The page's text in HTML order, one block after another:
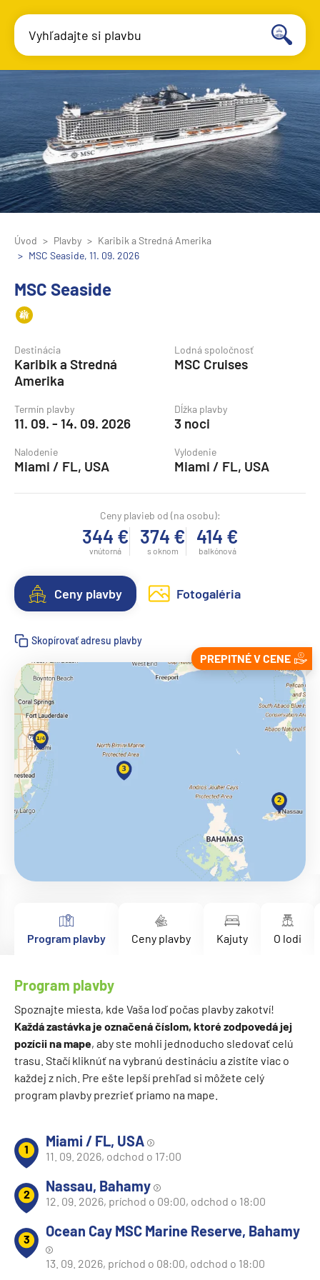
Vyhľadajte si plavbu
Úvod Plavby
Karibik a Stredná Amerika
MSC Seaside, 11. 09. 2026
MSC Seaside
Destinácia
Karibik a Stredná
Amerika
Lodná spoločnosť
MSC Cruises
Termín plavby
11. 09. - 14. 09. 2026
Dĺžka plavby
3 noci
Nalodenie
Miami / FL, USA
Vylodenie
Miami / FL, USA
Ceny plavieb od (na osobu):
344 €
vnútorná
374 €
s oknom
414 €
balkónová
Ceny plavby Fotogaléria
Skopírovať adresu plavby
PREPITNÉ V CENE
Program plavby Ceny plavby Kajuty O lodi
Program plavby
Spoznajte miesta, kde Vaša loď počas plavby zakotví!
Každá zastávka je označená číslom, ktoré zodpovedá jej
pozícii na mape, aby ste mohli jednoducho sledovať celú
trasu. Stačí kliknúť na vybranú destináciu a zistíte viac o
každej z nich. Pre ešte lepší prehľad si môžete celý
program plavby prezrieť priamo na mape.
1 Miami / FL, USA
11. 09. 2026, odchod o 17:00
2 Nassau, Bahamy
12. 09. 2026, príchod o 09:00, odchod o 18:00
3 Ocean Cay MSC Marine Reserve, Bahamy
13. 09. 2026, príchod o 08:00, odchod o 18:00